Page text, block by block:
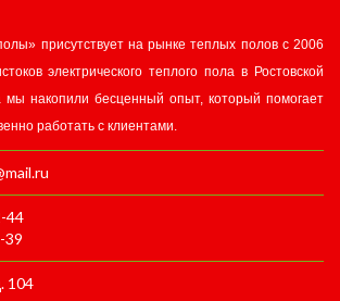
присутствует на рынке теплых полов с 2006
электрического теплого пола в Ростовской
мы накопили бесценный опыт, который помогает
работать с клиентами.
44
39
104